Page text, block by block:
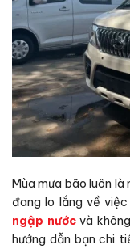
Mùa mưa bão luôn
đang lo lắng về
ngập nướcvà
hướng dẫn bạn chi